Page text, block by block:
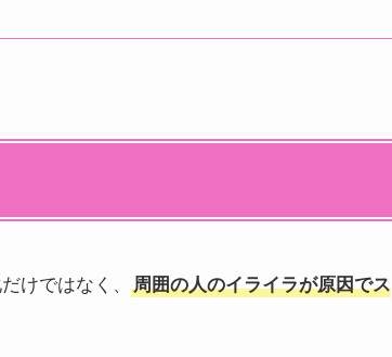
けではなく、
周囲の人のイライラが原因でス